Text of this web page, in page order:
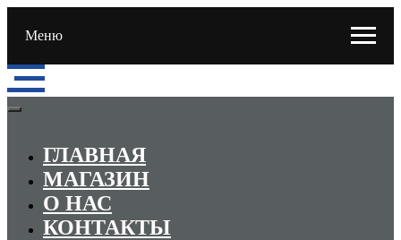
Меню
ГЛАВНАЯ
МАГАЗИН
О НАС
КОНТАКТЫ